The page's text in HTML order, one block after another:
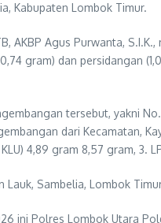
Kabupaten Lombok Timur.
AKBP Agus Purwanta,
gram) dan persidangan
tersebut, yakni
dari Kecamatan,
4,89 gram 8,57 gram, 3.
Lauk, Sambelia, Lombok
ini Polres Lombok Utara